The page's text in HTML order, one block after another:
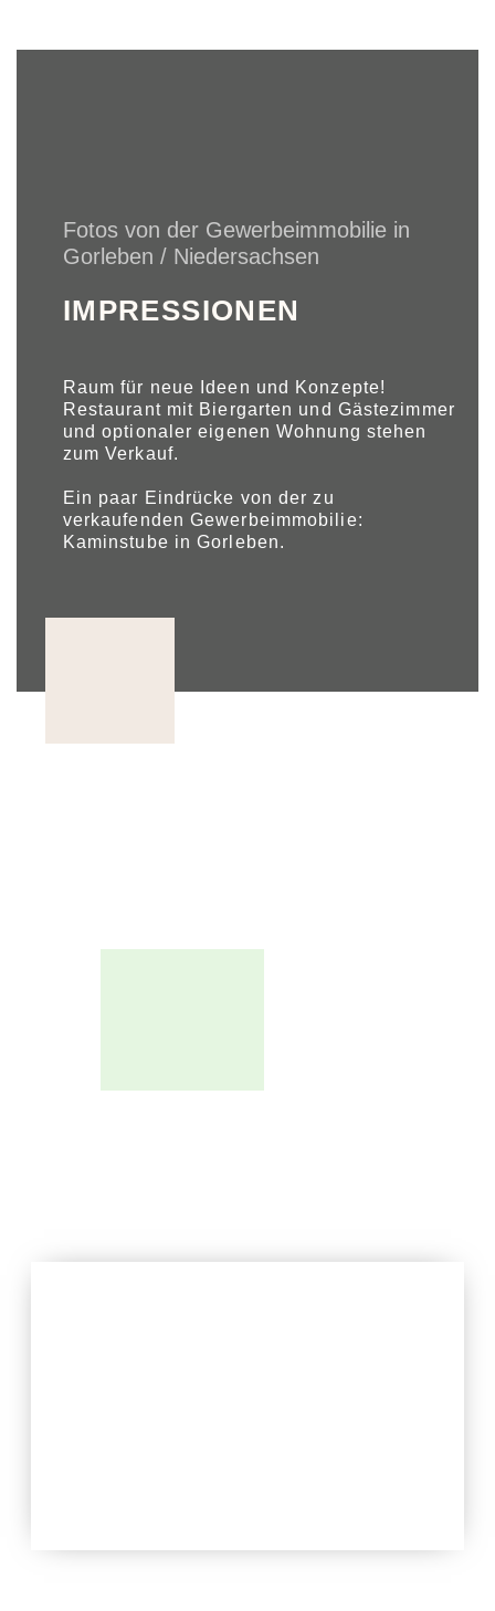
Fotos von der Gewerbeimmobilie in
Gorleben / Niedersachsen
IMPRESSIONEN
Raum für neue Ideen und Konzepte!
Restaurant mit Biergarten und Gästezimmer
und optionaler eigenen Wohnung stehen
zum Verkauf.
Ein paar Eindrücke von der zu
verkaufenden Gewerbeimmobilie:
Kaminstube in Gorleben.